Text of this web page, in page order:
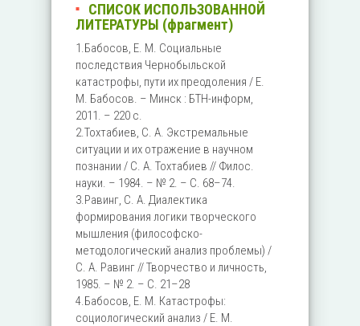
СПИСОК ИСПОЛЬЗОВАННОЙ
ЛИТЕРАТУРЫ (фрагмент)
1.Бабосов, Е. М. Социальные
последствия Чернобыльской
катастрофы, пути их преодоления / Е.
М. Бабосов. – Минск : БТН-информ,
2011. – 220 с.
2.Тохтабиев, С. А. Экстремальные
ситуации и их отражение в научном
познании / С. А. Тохтабиев // Филос.
науки. – 1984. – № 2. – С. 68–74.
3.Равинг, С. А. Диалектика
формирования логики творческого
мышления (философско-
методологический анализ проблемы) /
С. А. Равинг // Творчество и личность,
1985. – № 2. – С. 21–28
4.Бабосов, Е. М. Катастрофы:
социологический анализ / Е. М.